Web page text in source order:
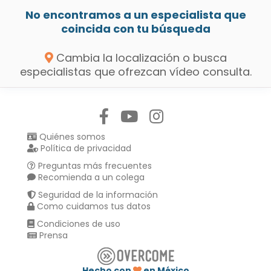
No encontramos a un especialista que
coincida con tu búsqueda
Cambia la localización o busca
especialistas que ofrezcan vídeo consulta.
Quiénes somos
Política de privacidad
Preguntas más frecuentes
Recomienda a un colega
Seguridad de la información
Como cuidamos tus datos
Condiciones de uso
Prensa